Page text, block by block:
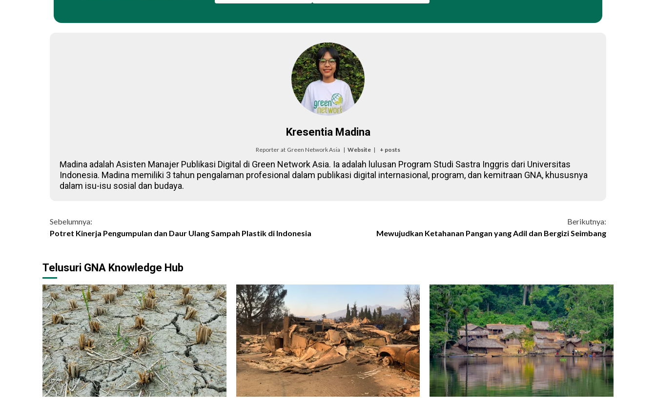
Kresentia Madina
Reporter at Green Network Asia | Website | + posts
Madina adalah Asisten Manajer Publikasi Digital di Green Network Asia. Ia adalah lulusan Program Studi Sastra Inggris dari Universitas
Indonesia. Madina memiliki 3 tahun pengalaman profesional dalam publikasi digital internasional, program, dan kemitraan GNA, khususnya
dalam isu-isu sosial dan budaya.
Continue
Sebelumnya:
Potret Kinerja Pengumpulan dan Daur Ulang Sampah Plastik di Indonesia
Berikutnya:
Mewujudkan Ketahanan Pangan yang Adil dan Bergizi Seimbang
Telusuri GNA Knowledge Hub